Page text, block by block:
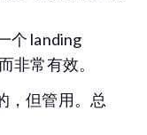
个 landing
非常有效。
，但管用。总